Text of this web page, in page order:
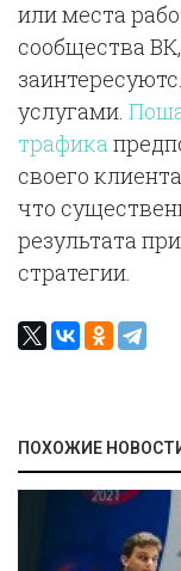
или места
сообщества
услугами.
трафика
своего
что
результата
стратегии.
ПОХОЖИЕ